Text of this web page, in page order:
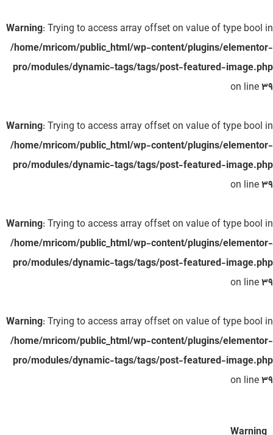
Warning: Trying to access array offset on value of type bool in
/home/mricom/public_html/wp-content/plugins/elementor-
pro/modules/dynamic-tags/tags/post-featured-image.php
on line39
Warning: Trying to access array offset on value of type bool in
/home/mricom/public_html/wp-content/plugins/elementor-
pro/modules/dynamic-tags/tags/post-featured-image.php
on line39
Warning: Trying to access array offset on value of type bool in
/home/mricom/public_html/wp-content/plugins/elementor-
pro/modules/dynamic-tags/tags/post-featured-image.php
on line39
Warning: Trying to access array offset on value of type bool in
/home/mricom/public_html/wp-content/plugins/elementor-
pro/modules/dynamic-tags/tags/post-featured-image.php
on line39